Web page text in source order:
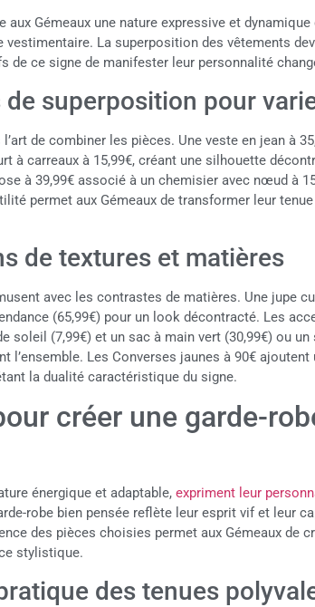
aux Gémeaux une nature expressive et
vestimentaire. La superposition des vêtements
de ce signe de manifester leur personnalité
de superposition pour
de combiner les pièces. Une veste en jean à
à carreaux à 15,99€, créant une silhouette
à 39,99€ associé à un chemisier avec nœud à
permet aux Gémeaux de transformer leur
de textures et matières
avec les contrastes de matières. Une jupe
(65,99€) pour un look décontracté. Les
soleil (7,99€) et un sac à main vert (30,99€) ou un
l’ensemble. Les Converses jaunes à 90€ ajoutent
la dualité caractéristique du signe.
créer une garde-
énergique et adaptable, expriment leur
robe bien pensée reflète leur esprit vif et leur
des pièces choisies permet aux Gémeaux de
stylistique.
des tenues